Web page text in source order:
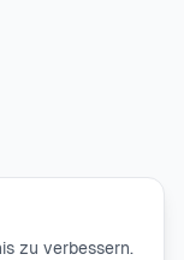
zu verbessern.